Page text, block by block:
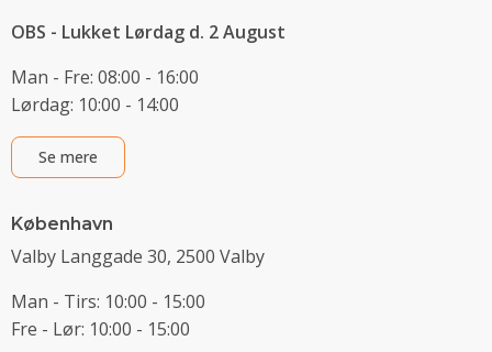
OBS - Lukket Lørdag d. 2 August
Man - Fre: 08:00 - 16:00
Lørdag: 10:00 - 14:00
Se mere
København
Valby Langgade 30, 2500 Valby
Man - Tirs: 10:00 - 15:00
Fre - Lør: 10:00 - 15:00